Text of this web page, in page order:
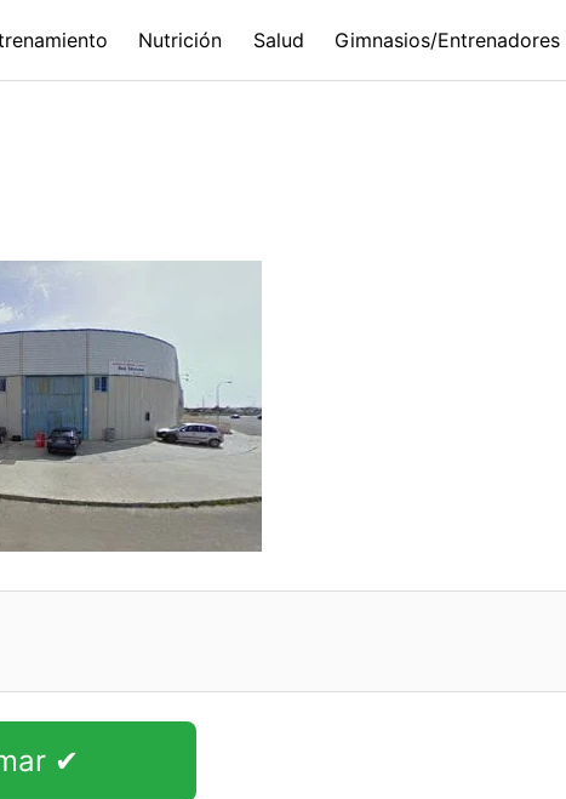
Nutrición Salud Gimnasios/Entrenadores
✔